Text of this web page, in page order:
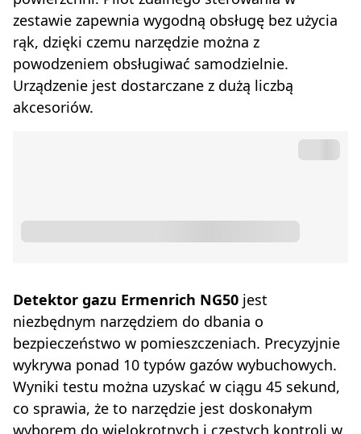
zestawie zapewnia wygodną obsługę bez użycia
rąk, dzięki czemu narzędzie można z
powodzeniem obsługiwać samodzielnie.
Urządzenie jest dostarczane z dużą liczbą
akcesoriów.
Detektor gazu Ermenrich NG50 jest
niezbędnym narzędziem do dbania o
bezpieczeństwo w pomieszczeniach. Precyzyjnie
wykrywa ponad 10 typów gazów wybuchowych.
Wyniki testu można uzyskać w ciągu 45 sekund,
co sprawia, że to narzędzie jest doskonałym
wyborem do wielokrotnych i częstych kontroli w